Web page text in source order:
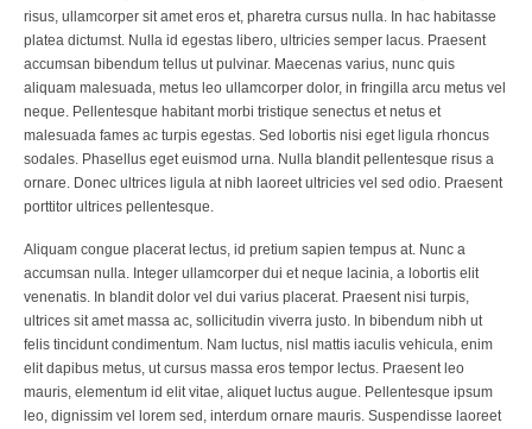
risus, ullamcorper sit amet eros et, pharetra cursus nulla. In hac habitasse
platea dictumst. Nulla id egestas libero, ultricies semper lacus. Praesent
accumsan bibendum tellus ut pulvinar. Maecenas varius, nunc quis
aliquam malesuada, metus leo ullamcorper dolor, in fringilla arcu metus vel
neque. Pellentesque habitant morbi tristique senectus et netus et
malesuada fames ac turpis egestas. Sed lobortis nisi eget ligula rhoncus
sodales. Phasellus eget euismod urna. Nulla blandit pellentesque risus a
ornare. Donec ultrices ligula at nibh laoreet ultricies vel sed odio. Praesent
porttitor ultrices pellentesque.
Aliquam congue placerat lectus, id pretium sapien tempus at. Nunc a
accumsan nulla. Integer ullamcorper dui et neque lacinia, a lobortis elit
venenatis. In blandit dolor vel dui varius placerat. Praesent nisi turpis,
ultrices sit amet massa ac, sollicitudin viverra justo. In bibendum nibh ut
felis tincidunt condimentum. Nam luctus, nisl mattis iaculis vehicula, enim
elit dapibus metus, ut cursus massa eros tempor lectus. Praesent leo
mauris, elementum id elit vitae, aliquet luctus augue. Pellentesque ipsum
leo, dignissim vel lorem sed, interdum ornare mauris. Suspendisse laoreet